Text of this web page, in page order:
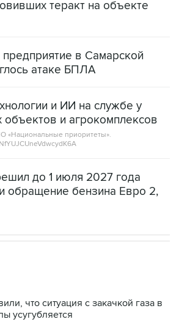
теракт на объекте
в Самарской
атаке БПЛА
и ИИ на службе у
объектов и агрокомплексов
«Национальные приоритеты».
до 1 июля 2027 года
обращение бензина Евро 2,
что ситуация с закачкой газа в
усугубляется